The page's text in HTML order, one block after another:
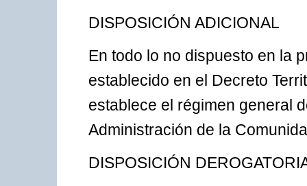
DISPOSICIÓN ADICIONAL
En todo lo no dispuesto en la
establecido en el Decreto
establece el régimen general
Administración de la
DISPOSICIÓN